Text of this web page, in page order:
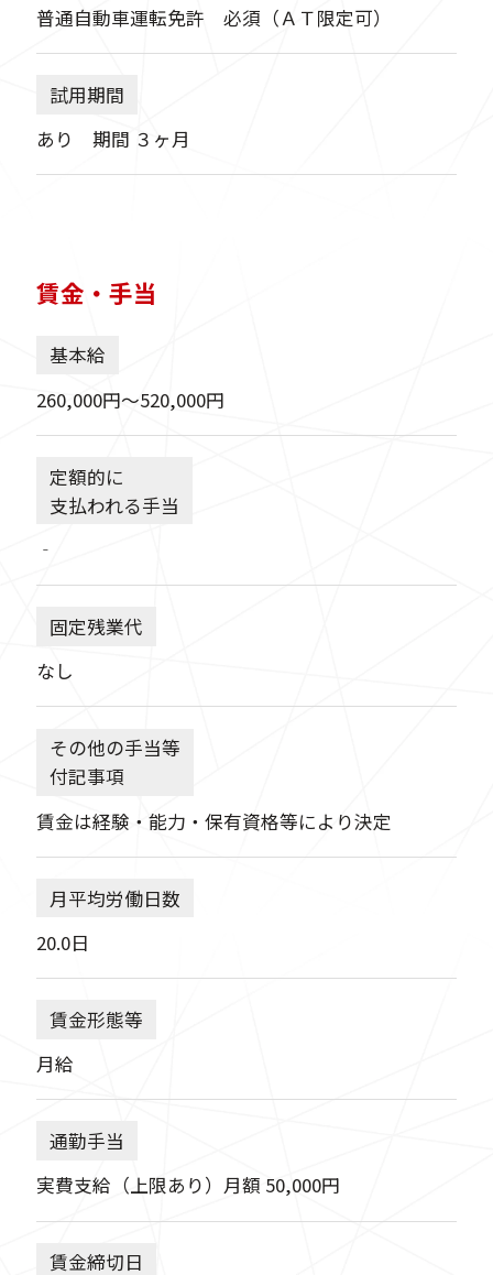
普通自動車運転免許 必須（ＡＴ限定可）
試用期間
あり 期間 ３ヶ月
賃金・手当
基本給
260,000円〜520,000円
定額的に
支払われる手当
‐
固定残業代
なし
その他の手当等
付記事項
賃金は経験・能力・保有資格等により決定
月平均労働日数
20.0日
賃金形態等
月給
通勤手当
実費支給（上限あり）月額 50,000円
賃金締切日